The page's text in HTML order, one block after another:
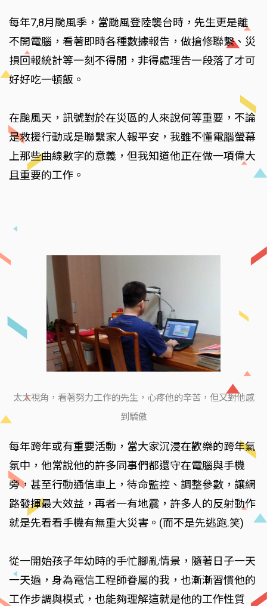
每年7,8月颱風季，當颱風登陸襲台時，先生更是離
不開電腦，看著即時各種數據報告，做搶修聯繫、災
損回報統計等一刻不得閒，非得處理告一段落了才可
好好吃一頓飯。
在颱風天，訊號對於在災區的人來說何等重要，不論
是救援行動或是聯繫家人報平安，我雖不懂電腦螢幕
上那些曲線數字的意義，但我知道他正在做一項偉大
且重要的工作。
太太視角，看著努力工作的先生，心疼他的辛苦，但又對他感
到驕傲
每年跨年或有重要活動，當大家沉浸在歡樂的跨年氣
氛中，他常說他的許多同事們都還守在電腦與手機
旁，甚至行動通信車上，待命監控、調整參數，讓網
路發揮最大效益，再者一有地震，許多人的反射動作
就是先看看手機有無重大災害。(而不是先逃跑.笑)
從一開始孩子年幼時的手忙腳亂情景，隨著日子一天
一天過，身為電信工程師眷屬的我，也漸漸習慣他的
工作步調與模式，也能夠理解這就是他的工作性質